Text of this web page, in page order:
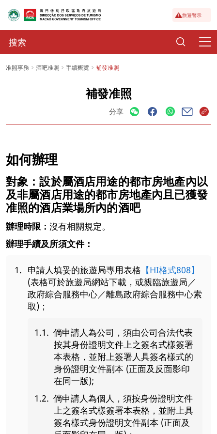
旅遊警示
准照事務 酒吧准照 手續概覽 補發准照
補發准照
分享
如何辦理
對象：設於屬酒店用途的都市房地產內以
及非屬酒店用途的都市房地產內且已獲發
准照的酒店業場所內的酒吧
辦理時限： 沒有相關規定。
辦理手續及所須文件：
申請人填妥的旅遊局專用表格 【HI格式808】
(表格可於旅遊局網站下載，或親臨旅遊局／
政府綜合服務中心／離島政府綜合服務中心索
取)；
倘申請人為公司，須由公司合法代表
按其身份證明文件上之簽名式樣簽署
本表格，並附上簽署人具簽名樣式的
身份證明文件副本 (正面及反面影印
在同一版);
倘申請人為個人，須按身份證明文件
上之簽名式樣簽署本表格，並附上具
簽名樣式身份證明文件副本 (正面及